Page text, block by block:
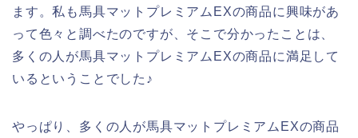
ます。私も馬具マットプレミアムEXの商品に興味があ
って色々と調べたのですが、そこで分かったことは、
多くの人が馬具マットプレミアムEXの商品に満足して
いるということでした♪
やっぱり、多くの人が馬具マットプレミアムEXの商品